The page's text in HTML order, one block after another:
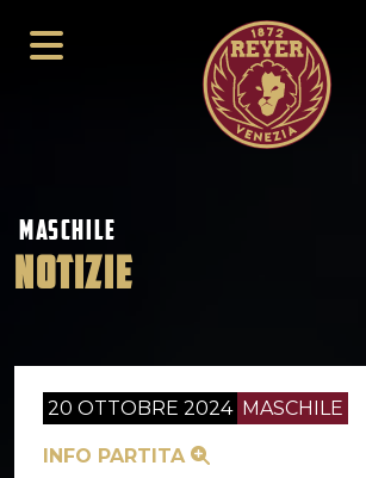
MASCHILE
NOTIZIE
20 OTTOBRE 2024 MASCHILE
INFO PARTITA